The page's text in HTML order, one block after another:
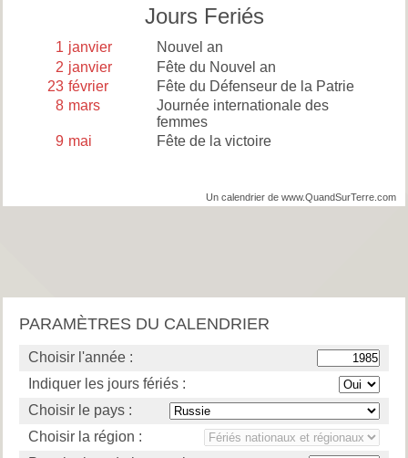
Jours Feriés
1 janvier
Nouvel an
2 janvier
Fête du Nouvel an
23 février
Fête du Défenseur de la Patrie
8 mars
Journée internationale des
femmes
9 mai Fête de la victoire
Un calendrier de www.QuandSurTerre.com
PARAMÈTRES DU CALENDRIER
Choisir l'année :
Indiquer les jours fériés :
Choisir le pays :
Choisir la région :